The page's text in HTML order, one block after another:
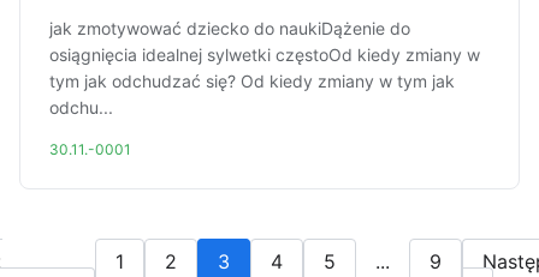
jak zmotywować dziecko do naukiDążenie do
osiągnięcia idealnej sylwetki częstoOd kiedy zmiany w
tym jak odchudzać się? Od kiedy zmiany w tym jak
odchu...
30.11.-0001
1 2 3 4 5 ... 9